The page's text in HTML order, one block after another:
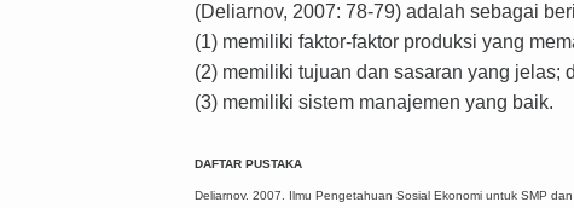
(Deliarnov, 2007: 78-79) adalah sebagai
(1) memiliki faktor-faktor produksi yang
(2) memiliki tujuan dan sasaran yang jelas;
(3) memiliki sistem manajemen yang baik.
DAFTAR PUSTAKA
Deliarnov. 2007. Ilmu Pengetahuan Sosial Ekonomi untuk SMP